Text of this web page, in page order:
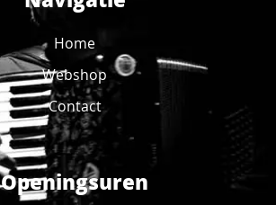
Home
Webshop
Contact
Openingsuren